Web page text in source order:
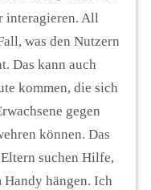
interagieren. All
was den Nutzern
Das kann auch
kommen, die sich
gegen
können. Das
suchen Hilfe,
hängen. Ich